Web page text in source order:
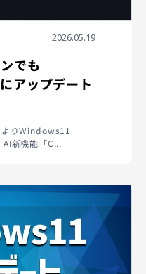
2026.05.19
でも
アップデート
りWindows11
新機能「C...